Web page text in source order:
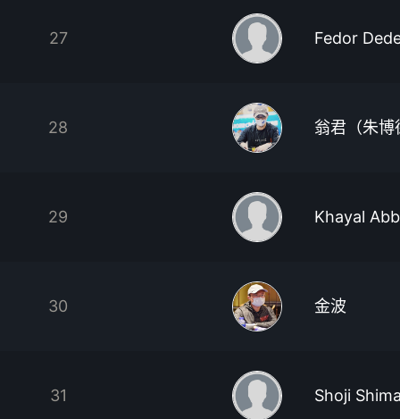
27 Fedor
28 翁君（朱博
29 Khayal
30 金波
31 Shoji